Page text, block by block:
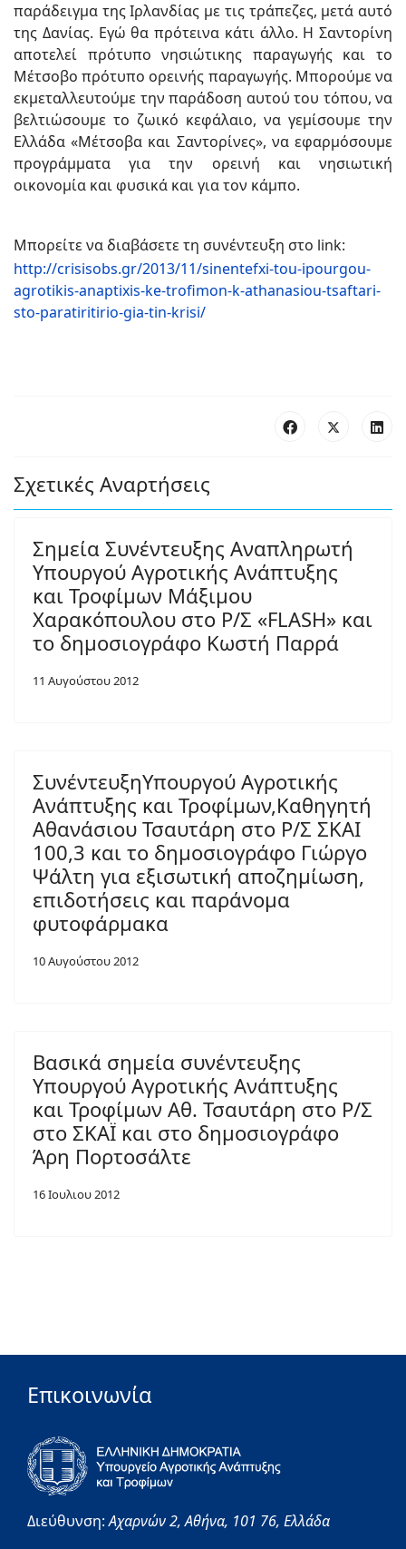
παράδειγμα της Ιρλανδίας με τις τράπεζες, μετά αυτό
της Δανίας. Εγώ θα πρότεινα κάτι άλλο. Η Σαντορίνη
αποτελεί πρότυπο νησιώτικης παραγωγής και το
Μέτσοβο πρότυπο ορεινής παραγωγής. Μπορούμε να
εκμεταλλευτούμε την παράδοση αυτού του τόπου, να
βελτιώσουμε το ζωικό κεφάλαιο, να γεμίσουμε την
Ελλάδα «Μέτσοβα και Σαντορίνες», να εφαρμόσουμε
προγράμματα για την ορεινή και νησιωτική
οικονομία και φυσικά και για τον κάμπο.
Μπορείτε να διαβάσετε τη συνέντευξη στο link:
http://crisisobs.gr/2013/11/sinentefxi-tou-ipourgou-
agrotikis-anaptixis-ke-trofimon-k-athanasiou-tsaftari-
sto-paratiritirio-gia-tin-krisi/
Σχετικές Αναρτήσεις
Σημεία Συνέντευξης Αναπληρωτή
Υπουργού Αγροτικής Ανάπτυξης
και Τροφίμων Μάξιμου
Χαρακόπουλου στο Ρ/Σ «FLASH» και
το δημοσιογράφο Κωστή Παρρά
11 Αυγούστου 2012
ΣυνέντευξηΥπουργού Αγροτικής
Ανάπτυξης και Τροφίμων,Καθηγητή
Αθανάσιου Τσαυτάρη στο Ρ/Σ ΣΚΑΙ
100,3 και το δημοσιογράφο Γιώργο
Ψάλτη για εξισωτική αποζημίωση,
επιδοτήσεις και παράνομα
φυτοφάρμακα
10 Αυγούστου 2012
Βασικά σημεία συνέντευξης
Υπουργού Αγροτικής Ανάπτυξης
και Τροφίμων Αθ. Τσαυτάρη στο Ρ/Σ
στο ΣΚΑΪ και στο δημοσιογράφο
Άρη Πορτοσάλτε
16 Ιουλιου 2012
Επικοινωνία
Διεύθυνση:Αχαρνών 2,Αθήνα, 101 76, Ελλάδα